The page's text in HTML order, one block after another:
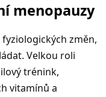
menopauzy
změn,
Velkou roli
trénink,
vitamínů a